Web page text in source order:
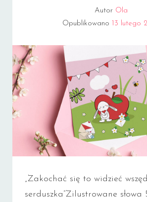
Autor Ola
Opublikowano
13 lutego
„Zakochać się to widzieć
serduszka”Zilustrowane